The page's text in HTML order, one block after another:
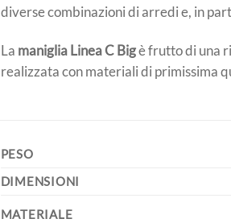
diverse combinazioni di arredi e, in
La maniglia Linea C Bigè frutto di una
realizzata con materiali di primissima
PESO
DIMENSIONI
MATERIALE